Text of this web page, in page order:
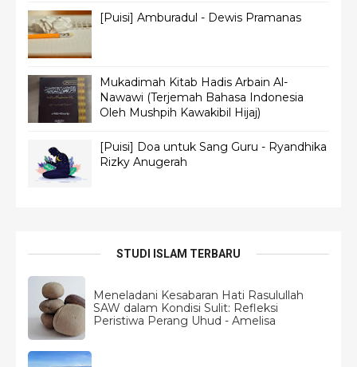
[Puisi] Amburadul - Dewis Pramanas
Mukadimah Kitab Hadis Arbain Al-
Nawawi (Terjemah Bahasa Indonesia
Oleh Mushpih Kawakibil Hijaj)
[Puisi] Doa untuk Sang Guru - Ryandhika
Rizky Anugerah
STUDI ISLAM TERBARU
Meneladani Kesabaran Hati Rasulullah
SAW dalam Kondisi Sulit: Refleksi
Peristiwa Perang Uhud - Amelisa